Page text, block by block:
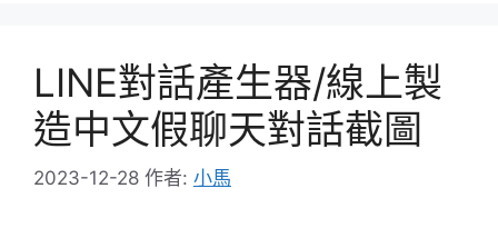
LINE對話產生器/線上製
造中文假聊天對話截圖
2023-12-28 作者: 小馬